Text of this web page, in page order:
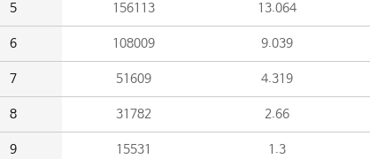
5 156113 13.064
6 108009 9.039
7 51609 4.319
8 31782 2.66
9 15531 1.3